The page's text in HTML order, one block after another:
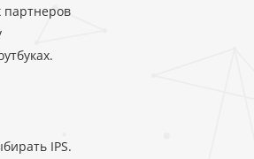
партнеров
IPS.